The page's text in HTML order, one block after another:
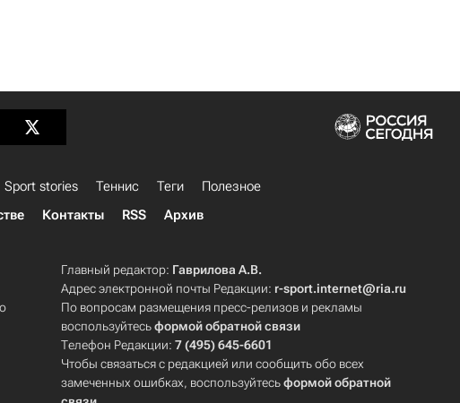
Sport stories Теннис Теги
Полезное
Контакты RSS Архив
Главный редактор: Гаврилова А.В.
Адрес электронной почты Редакции: r-sport.internet@ria.ru
По вопросам размещения пресс-релизов и рекламы
воспользуйтесьформой обратной связи
Телефон Редакции:7 (495) 645-6601
Чтобы связаться с редакцией или сообщить обо всех
замеченных ошибках, воспользуйтесьформой обратной